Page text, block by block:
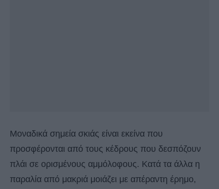
Μοναδικά σημεία σκιάς είναι εκείνα που
προσφέρονται από τους κέδρους που δεσπόζουν
πλάι σε ορισμένους αμμόλοφους. Κατά τα άλλα η
παραλία από μακριά μοιάζει με απέραντη έρημο,